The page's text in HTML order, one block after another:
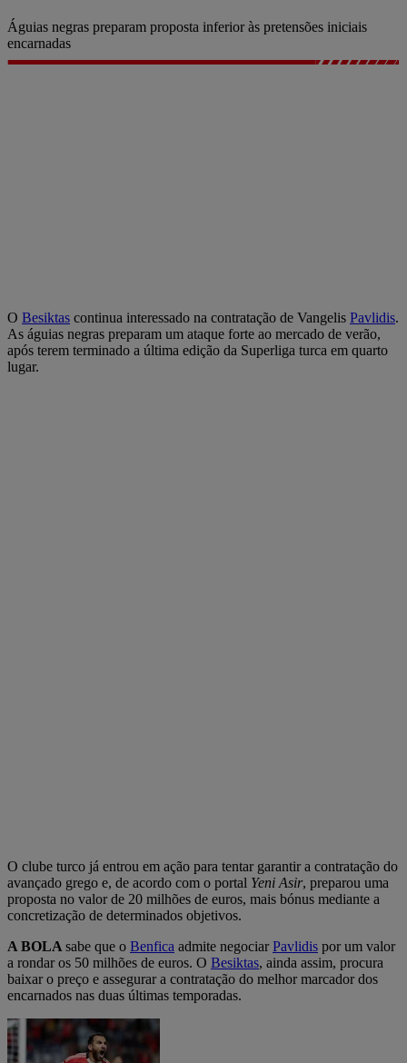
Águias negras preparam proposta inferior às pretensões iniciais
encarnadas
O Besiktas continua interessado na contratação de Vangelis Pavlidis.
As águias negras preparam um ataque forte ao mercado de verão,
após terem terminado a última edição da Superliga turca em quarto
lugar.
O clube turco já entrou em ação para tentar garantir a contratação do
avançado grego e, de acordo com o portal Yeni Asir, preparou uma
proposta no valor de 20 milhões de euros, mais bónus mediante a
concretização de determinados objetivos.
A BOLA sabe que o Benfica admite negociarPavlidis por um valor
a rondar os 50 milhões de euros. O Besiktas, ainda assim, procura
baixar o preço e assegurar a contratação do melhor marcador dos
encarnados nas duas últimas temporadas.